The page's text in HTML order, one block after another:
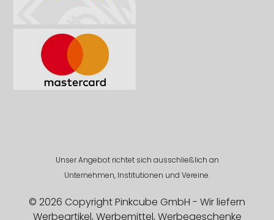
Unser Angebot richtet sich ausschließlich an
Unternehmen, Institutionen und Vereine.
© 2026 Copyright Pinkcube GmbH - Wir liefern
Werbeartikel, Werbemittel, Werbegeschenke